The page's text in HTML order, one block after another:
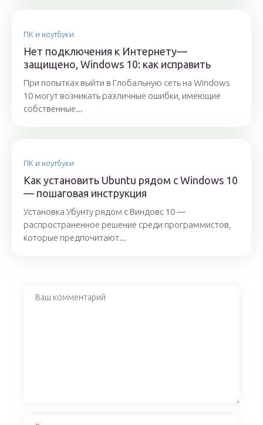
ПК и ноутбуки
Нет подключения к Интернету—
защищено, Windows 10: как исправить
При попытках выйти в Глобальную сеть на Windows
10 могут возникать различные ошибки, имеющие
собственные...
ПК и ноутбуки
Как установить Ubuntu рядом с Windows 10
— пошаговая инструкция
Установка Убунту рядом с Виндовс 10 —
распространенное решение среди программистов,
которые предпочитают...